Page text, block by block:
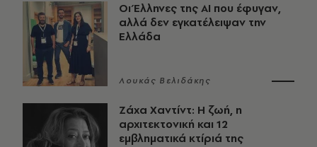
Οι Έλληνες της ΑΙ που έφυγαν,
αλλά δεν εγκατέλειψαν την
Ελλάδα
Λουκάς Βελιδάκης
Ζάχα Χαντίντ: Η ζωή, η
αρχιτεκτονική και 12
εμβληματικά κτίριά της